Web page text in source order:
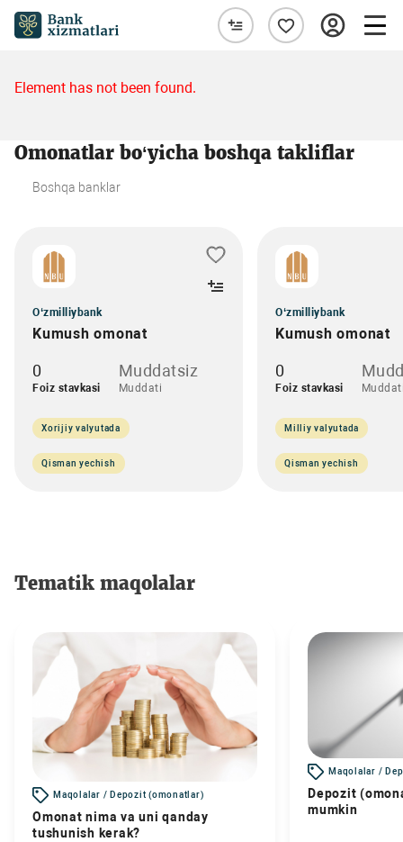
Element has not been found.
Omonatlar bo‘yicha boshqa takliflar
Boshqa banklar
O‘zmilliybank
Kumush omonat
0
Foiz stavkasi
Muddatsiz
Muddati
Xorijiy valyutada
Qisman yechish
O‘zmilliybank
Kumush omonat
0
Foiz stavkasi
Milliy valyutada
Qisman yechish
Tematik maqolalar
Maqolalar / Depozit (omonatlar)
Omonat nima va uni qanday
tushunish kerak?
Maqolalar /
Depozit
mumkin